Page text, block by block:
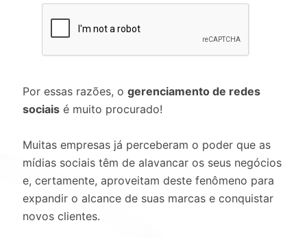
Por essas razões, o gerenciamento de redes
sociais é muito procurado!
Muitas empresas já perceberam o poder que as
mídias sociais têm de alavancar os seus negócios
e, certamente, aproveitam deste fenômeno para
expandir o alcance de suas marcas e conquistar
novos clientes.